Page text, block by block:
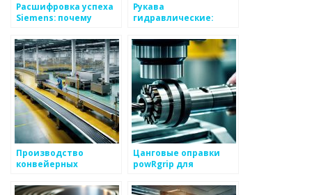
Расшифровка успеха
Siemens: почему
стала официальным
магазином
Рукава
гидравлические:
безопасность в
работе с высоким
давлением
Производство
конвейерных
с доставкой по
Цанговые оправки
powRgrip для
OTST